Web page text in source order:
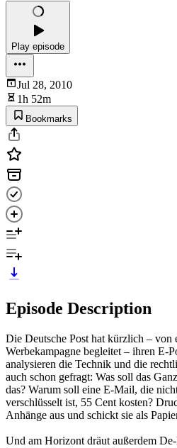
Play episode
Jul 28, 2010
1h 52m
Bookmarks
Episode Description
Die Deutsche Post hat kürzlich – von
Werbekampagne begleitet – ihren E-
analysieren die Technik und die
auch schon gefragt: Was soll das
das? Warum soll eine E-Mail, die
verschlüsselt ist, 55 Cent kosten?
Anhänge aus und schickt sie als
Und am Horizont dräut außerdem